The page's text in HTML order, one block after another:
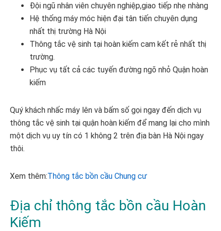
Đội ngũ nhân viên chuyên nghiệp,giao tiếp nhẹ nhàng
Hệ thống máy móc hiện đại tân tiến chuyên dụng
nhất thị trường Hà Nội
Thông tắc vệ sinh tại hoàn kiếm cam kết rẻ nhất thị
trường.
Phục vụ tất cả các tuyến đường ngõ nhỏ Quận hoàn
kiếm
Quý khách nhấc máy lên và bấm số gọi ngay đến dịch vụ
thông tắc vệ sinh tại quận hoàn kiếm để mang lại cho mình
một dịch vụ uy tín có 1 không 2 trên địa bàn Hà Nội ngay
thôi.
Xem thêm:Thông tắc bồn cầu Chung cư
Địa chỉ thông tắc bồn cầu Hoàn
Kiếm